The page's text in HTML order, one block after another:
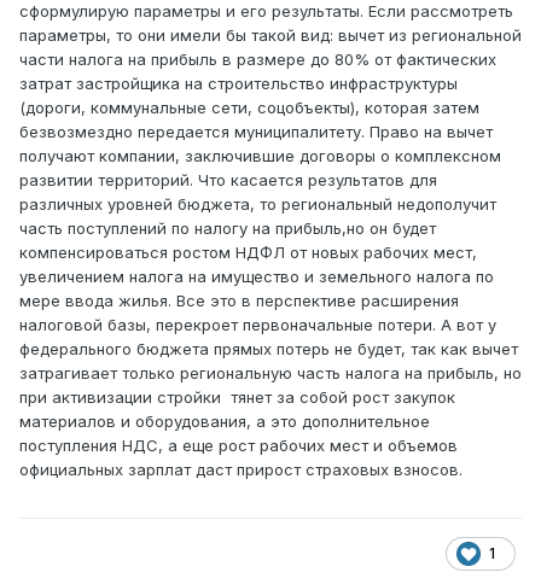
сформулирую параметры и его результаты. Если рассмотреть
параметры, то они имели бы такой вид: вычет из региональной
части налога на прибыль в размере до 80% от фактических
затрат застройщика на строительство инфраструктуры
(дороги, коммунальные сети, соцобъекты), которая затем
безвозмездно передается муниципалитету. Право на вычет
получают компании, заключившие договоры о комплексном
развитии территорий. Что касается результатов для
различных уровней бюджета, то региональный недополучит
часть поступлений по налогу на прибыль,но он будет
компенсироваться ростом НДФЛ от новых рабочих мест,
увеличением налога на имущество и земельного налога по
мере ввода жилья. Все это в перспективе расширения
налоговой базы, перекроет первоначальные потери. А вот у
федерального бюджета прямых потерь не будет, так как вычет
затрагивает только региональную часть налога на прибыль, но
при активизации стройки тянет за собой рост закупок
материалов и оборудования, а это дополнительное
поступления НДС, а еще рост рабочих мест и объемов
официальных зарплат даст прирост страховых взносов.
1